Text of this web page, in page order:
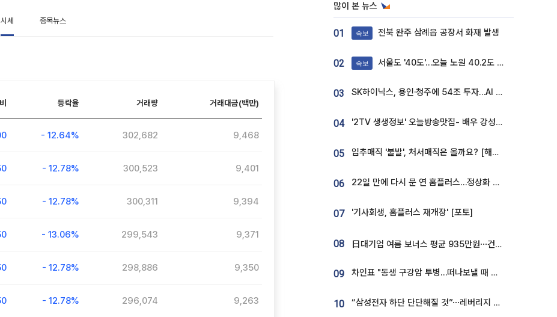
시세 종목뉴스
많이 본 뉴스
01 속보 전북 완주 삼례읍 공장서 화재 발생
02 속보 서울도 '40도'…오늘 노원 40.2도 기록
03 SK하이닉스, 용인·청주에 54조 투자…AI 메모리 생산기지 키운다
04 '2TV 생생정보' 오늘방송맛집- 배우 강성진 단골! 쌀국수ㆍ푸팟퐁 커리 맛집 '블○○○'
05 입추매직 '불발', 처서매직은 올까요? [해시태그]
06 22일 만에 다시 문 연 홈플러스…정상화 바쁜데 재고 없어 ‘발동동’[가보니]
07 '기사회생, 홈플러스 재개장' [포토]
08 日대기업 여름 보너스 평균 935만원⋯건설회사 1800만 넘어
09 차인표 "동생 구강암 투병…떠나보낼 때 가장 힘들었다”
10 “삼성전자 하단 단단해질 것”⋯레버리지 규제에 쏠림 완화 [찐코노미]